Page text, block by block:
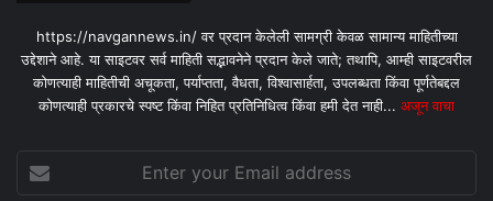
https://navgannews.in/ वर प्रदान केलेली सामग्री केवळ सामान्य माहितीच्या
उद्देशाने आहे. या साइटवर सर्व माहिती सद्भावनेने प्रदान केले जाते; तथापि, आम्ही साइटवरील
कोणत्याही माहितीची अचूकता, पर्याप्तता, वैधता, विश्वासार्हता, उपलब्धता किंवा पूर्णतेबद्दल
कोणत्याही प्रकारचे स्पष्ट किंवा निहित प्रतिनिधित्व किंवा हमी देत ​​नाही... अजून वाचा
your